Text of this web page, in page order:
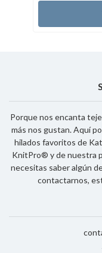
Porque nos encanta
más nos gustan. Aquí
hilados favoritos de
KnitPro® y de nuestra
necesitas saber algún
contactarnos,